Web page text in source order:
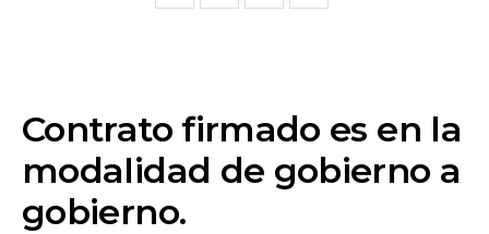
Contrato firmado es en la
modalidad de gobierno a
gobierno.